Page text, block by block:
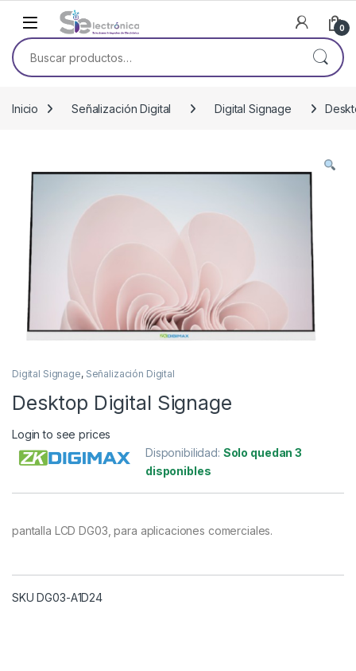
Skip to navigation
Skip to content
0
Buscar por:
Inicio Señalización Digital Digital Signage
Digital Signage, Señalización Digital
Desktop Digital Signage
Login to see prices
Disponibilidad: Solo quedan 3
disponibles
pantalla LCD DG03, para aplicaciones comerciales.
SKU DG03-A1D24